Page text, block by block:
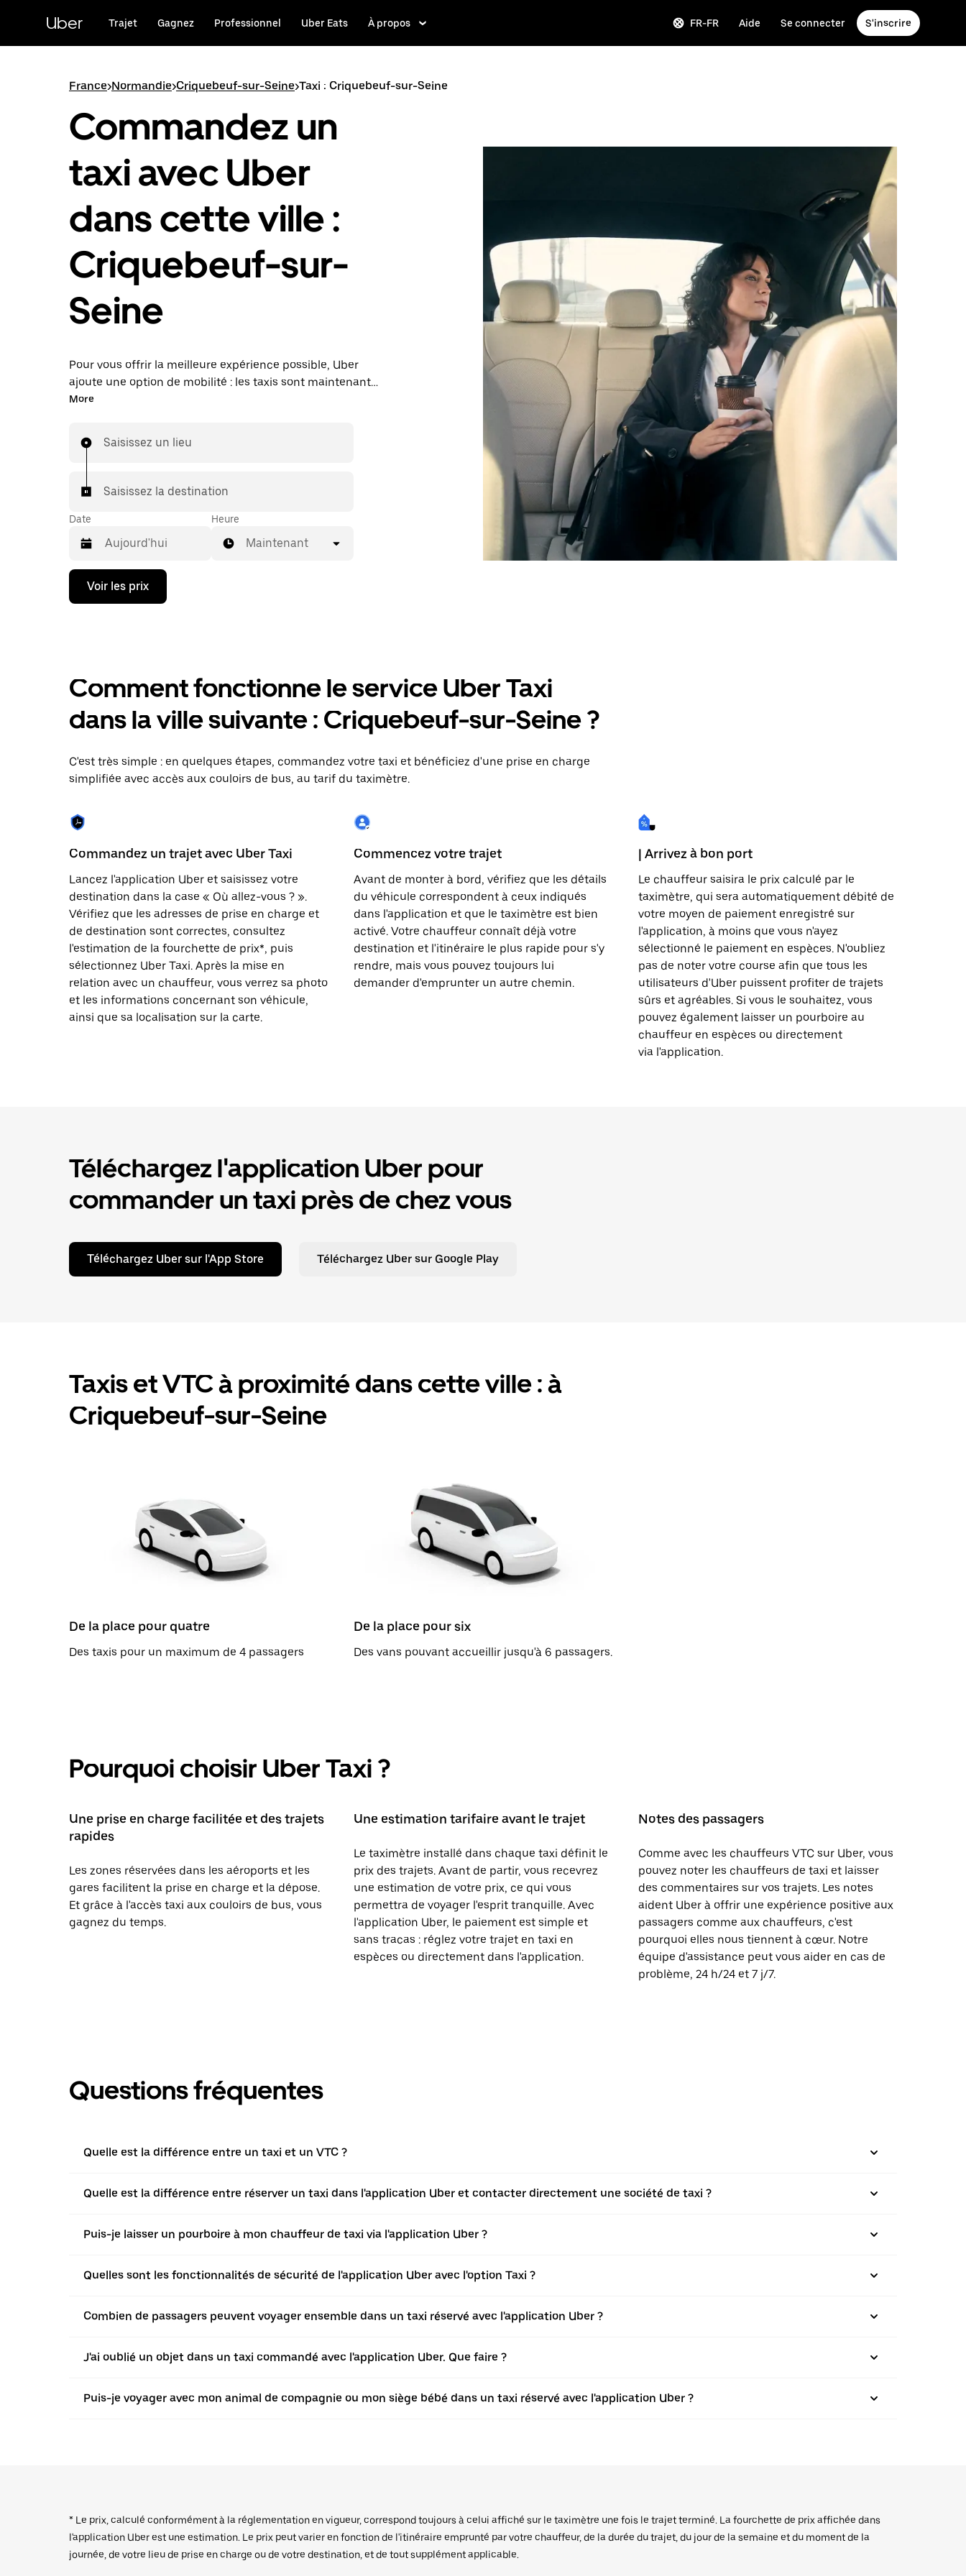
principal
Uber Trajet Gagnez Professionnel Uber Eats À propos FR-FR Aide Se connecter S'inscrire
France>Normandie>Criquebeuf-sur-Seine>Taxi : Criquebeuf-sur-Seine
Commandez un
taxi avec Uber
dans cette ville :
Criquebeuf-sur-
Seine
Pour vous offrir la meilleure expérience possible, Uber
ajoute une option de mobilité : les taxis sont maintenant
disponibles dans l'application. Uber Taxi : un taxi quand
More
Saisissez un lieu
Saisissez la destination
Date
Appuyez
la
ouvrir
le
et
date.
Appuyez
sur
touche
Échap
fermer
calendrier.
Heure
Maintenant
Voir les prix
Comment fonctionne le service Uber Taxi
dans la ville suivante : Criquebeuf-sur-Seine ?
C'est très simple : en quelques étapes, commandez votre taxi et bénéficiez d'une prise en charge
simplifiée avec accès aux couloirs de bus, au tarif du taximètre.
Commandez un trajet avec Uber Taxi
Lancez l'application Uber et saisissez votre
destination dans la case « Où allez-vous ? ».
Vérifiez que les adresses de prise en charge et
de destination sont correctes, consultez
l'estimation de la fourchette de prix*, puis
sélectionnez Uber Taxi. Après la mise en
relation avec un chauffeur, vous verrez sa photo
et les informations concernant son véhicule,
ainsi que sa localisation sur la carte.
Commencez votre trajet
Avant de monter à bord, vérifiez que les détails
du véhicule correspondent à ceux indiqués
dans l'application et que le taximètre est bien
activé. Votre chauffeur connaît déjà votre
destination et l'itinéraire le plus rapide pour s'y
rendre, mais vous pouvez toujours lui
demander d'emprunter un autre chemin.
| Arrivez à bon port
Le chauffeur saisira le prix calculé par le
taximètre, qui sera automatiquement débité de
votre moyen de paiement enregistré sur
l'application, à moins que vous n'ayez
sélectionné le paiement en espèces. N'oubliez
pas de noter votre course afin que tous les
utilisateurs d'Uber puissent profiter de trajets
sûrs et agréables. Si vous le souhaitez, vous
pouvez également laisser un pourboire au
chauffeur en espèces ou directement
via l'application.
Téléchargez l'application Uber pour
commander un taxi près de chez vous
Téléchargez Uber sur l'App Store Téléchargez Uber sur Google Play
Taxis et VTC à proximité dans cette ville : à
Criquebeuf-sur-Seine
De la place pour quatre
Des taxis pour un maximum de 4 passagers
De la place pour six
Des vans pouvant accueillir jusqu'à 6 passagers.
Pourquoi choisir Uber Taxi ?
Une prise en charge facilitée et des trajets
rapides
Les zones réservées dans les aéroports et les
gares facilitent la prise en charge et la dépose.
Et grâce à l'accès taxi aux couloirs de bus, vous
gagnez du temps.
Une estimation tarifaire avant le trajet
Le taximètre installé dans chaque taxi définit le
prix des trajets. Avant de partir, vous recevrez
une estimation de votre prix, ce qui vous
permettra de voyager l'esprit tranquille. Avec
l'application Uber, le paiement est simple et
sans tracas : réglez votre trajet en taxi en
espèces ou directement dans l'application.
Notes des passagers
Comme avec les chauffeurs VTC sur Uber, vous
pouvez noter les chauffeurs de taxi et laisser
des commentaires sur vos trajets. Les notes
aident Uber à offrir une expérience positive aux
passagers comme aux chauffeurs, c'est
pourquoi elles nous tiennent à cœur. Notre
équipe d'assistance peut vous aider en cas de
problème, 24 h/24 et 7 j/7.
Questions fréquentes
Quelle est la différence entre un taxi et un VTC ?
Quelle est la différence entre réserver un taxi dans l'application Uber et contacter directement une société de taxi ?
Puis-je laisser un pourboire à mon chauffeur de taxi via l'application Uber ?
Quelles sont les fonctionnalités de sécurité de l'application Uber avec l'option Taxi ?
Combien de passagers peuvent voyager ensemble dans un taxi réservé avec l'application Uber ?
J'ai oublié un objet dans un taxi commandé avec l'application Uber. Que faire ?
Puis-je voyager avec mon animal de compagnie ou mon siège bébé dans un taxi réservé avec l'application Uber ?
* Le prix, calculé conformément à la réglementation en vigueur, correspond toujours à celui affiché sur le taximètre une fois le trajet terminé. La fourchette de prix affichée dans
l'application Uber est une estimation. Le prix peut varier en fonction de l'itinéraire emprunté par votre chauffeur, de la durée du trajet, du jour de la semaine et du moment de la
journée, de votre lieu de prise en charge ou de votre destination, et de tout supplément applicable.